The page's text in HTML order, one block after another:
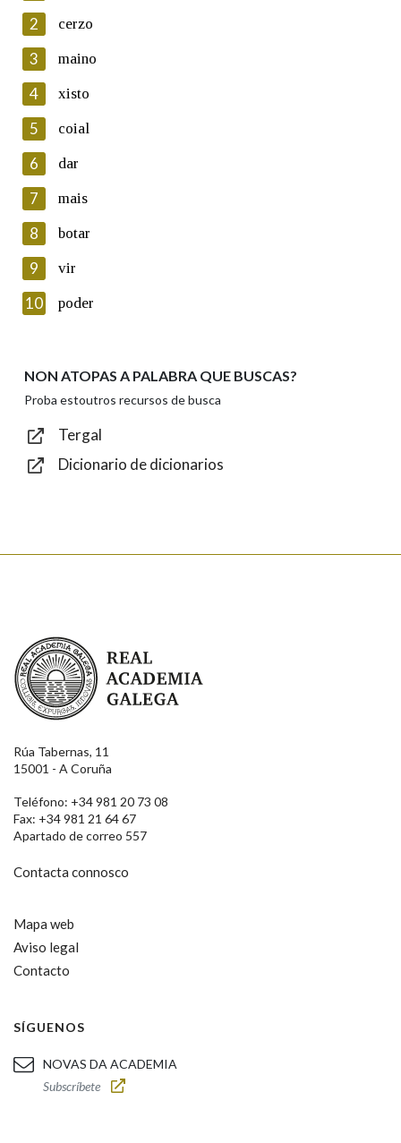
En cumprimento da normativa vixente en materia de
Protección de Datos de Carácter Persoal, a Real Academia
Galega informa a aqueles usuarios que faciliten o seu correo
electrónico, así como calquera outra información de carácter
persoal, que estes datos serán obxecto de tratamento
automatizado de carácter confidencial e incorporados aos seus
ficheiros informáticos. Así mesmo, os usuarios poderán exercer o
seu dereito de acceso, rectificación, oposición e cancelación dos
seus datos poñéndose en contacto connosco.
Lin e acepto as condicións da política de
Introduce o código que aparece na imaxe:
Texto de verificación
2 cerzo
3 maino
4 xisto
5 coial
6 dar
7 mais
8 botar
9 vir
10 poder
NON ATOPAS A PALABRA QUE BUSCAS?
Proba estoutros recursos de busca
Tergal
Dicionario de dicionarios
Real Academia Galega
Rúa Tabernas, 11
15001 - A Coruña
Teléfono: +34 981 20 73 08
Fax: +34 981 21 64 67
Apartado de correo 557
Contacta connosco
Mapa web
Aviso legal
Contacto
SÍGUENOS
NOVAS DA ACADEMIA
Subscríbete